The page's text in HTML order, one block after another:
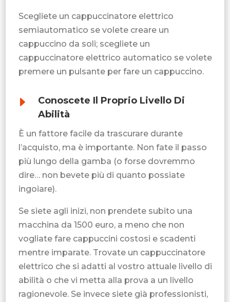
Scegliete un cappuccinatore elettrico
semiautomatico se volete creare un
cappuccino da soli; scegliete un
cappuccinatore elettrico automatico se volete
premere un pulsante per fare un cappuccino.
E
Conoscete Il Proprio Livello Di
Abilità
È un fattore facile da trascurare durante
l’acquisto, ma è importante. Non fate il passo
più lungo della gamba (o forse dovremmo
dire… non bevete più di quanto possiate
ingoiare).
Se siete agli inizi, non prendete subito una
macchina da 1500 euro, a meno che non
vogliate fare cappuccini costosi e scadenti
mentre imparate. Trovate un cappuccinatore
elettrico che si adatti al vostro attuale livello di
abilità o che vi metta alla prova a un livello
ragionevole. Se invece siete già professionisti,